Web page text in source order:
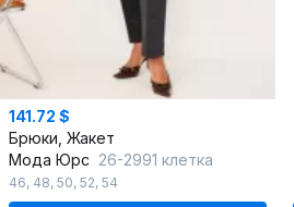
141.72 $
Брюки, Жакет
Мода Юрс 26-2991 клетка
46, 48, 50, 52, 54